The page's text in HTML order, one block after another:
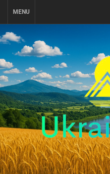
MENU
UKRAINE-IS
ПОДОРОЖI ПО